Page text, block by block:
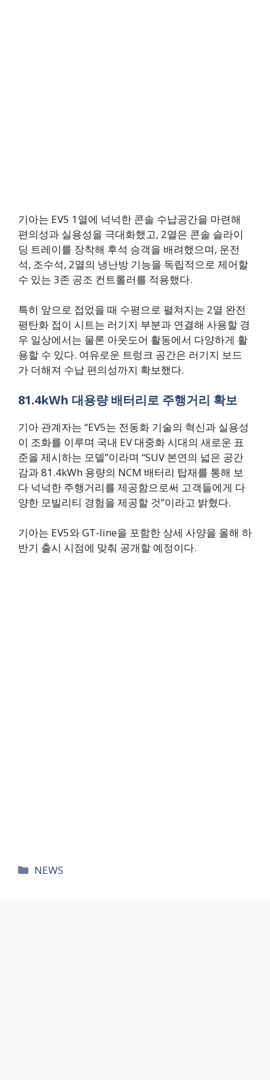
기아는 EV5 1열에 넉넉한 콘솔 수납공간을 마련해
편의성과 실용성을 극대화했고, 2열은 콘솔 슬라이
딩 트레이를 장착해 후석 승객을 배려했으며, 운전
석, 조수석, 2열의 냉난방 기능을 독립적으로 제어할
수 있는 3존 공조 컨트롤러를 적용했다.
특히 앞으로 접었을 때 수평으로 펼쳐지는 2열 완전
평탄화 접이 시트는 러기지 부분과 연결해 사용할 경
우 일상에서는 물론 아웃도어 활동에서 다양하게 활
용할 수 있다. 여유로운 트렁크 공간은 러기지 보드
가 더해져 수납 편의성까지 확보했다.
81.4kWh 대용량 배터리로 주행거리 확보
기아 관계자는 “EV5는 전동화 기술의 혁신과 실용성
이 조화를 이루며 국내 EV 대중화 시대의 새로운 표
준을 제시하는 모델”이라며 “SUV 본연의 넓은 공간
감과 81.4kWh 용량의 NCM 배터리 탑재를 통해 보
다 넉넉한 주행거리를 제공함으로써 고객들에게 다
양한 모빌리티 경험을 제공할 것”이라고 밝혔다.
기아는 EV5와 GT-line을 포함한 상세 사양을 올해 하
반기 출시 시점에 맞춰 공개할 예정이다.
카
NEWS